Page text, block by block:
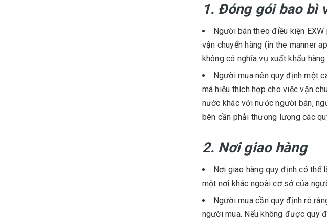
1. Đóng gói bao bì
Người bán theo điều kiện
vận chuyển hàng (in the manner
không có nghĩa vụ xuất khẩu hàng
Người mua nên quy định một
mã hiệu thích hợp cho việc vận
nước khác với nước người bán,
bên cần phải thương lượng các
2. Nơi giao hàng
Nơi giao hàng quy định có thể
một nơi khác ngoài cơ sở của
Người mua cần quy định rõ
người mua. Nếu không được quy